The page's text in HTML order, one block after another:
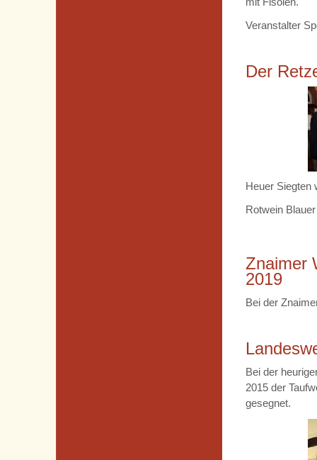
Veranstalter
Der
Heuer Siegten
Rotwein
Znaimer
2019
Bei der
Bei der
2015 der
gesegnet.